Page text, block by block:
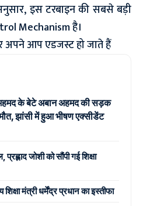
इस टरबाइन की सबसे बड़ी
Mechanism है।
अपने आप एडजस्ट हो जाते हैं
के बेटे अबान अहमद की सड़क
झांसी में हुआ भीषण एक्सीडेंट
जोशी को सौंपी गई शिक्षा
मंत्री धर्मेंद्र प्रधान का इस्तीफा